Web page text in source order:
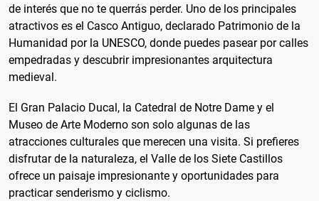
de interés que no te querrás perder. Uno de los principales
atractivos es el Casco Antiguo, declarado Patrimonio de la
Humanidad por la UNESCO, donde puedes pasear por calles
empedradas y descubrir impresionantes arquitectura
medieval.
El Gran Palacio Ducal, la Catedral de Notre Dame y el
Museo de Arte Moderno son solo algunas de las
atracciones culturales que merecen una visita. Si prefieres
disfrutar de la naturaleza, el Valle de los Siete Castillos
ofrece un paisaje impresionante y oportunidades para
practicar senderismo y ciclismo.